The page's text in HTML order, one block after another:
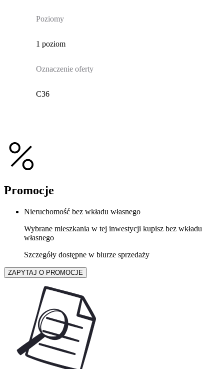
Poziomy
1 poziom
Oznaczenie oferty
C36
Promocje
Nieruchomość bez wkładu własnego
Wybrane mieszkania w tej inwestycji kupisz bez wkładu
własnego
Szczegóły dostępne w biurze sprzedaży
ZAPYTAJ O PROMOCJE